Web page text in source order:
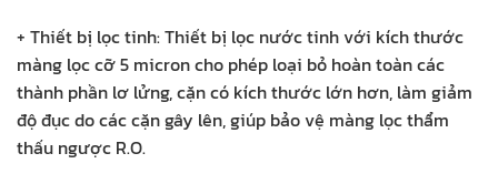
+ Thiết bị lọc tinh: Thiết bị lọc nước tinh với kích thước
màng lọc cỡ 5 micron cho phép loại bỏ hoàn toàn các
thành phần lơ lửng, cặn có kích thước lớn hơn, làm giảm
độ đục do các cặn gây lên, giúp bảo vệ màng lọc thẩm
thấu ngược R.O.